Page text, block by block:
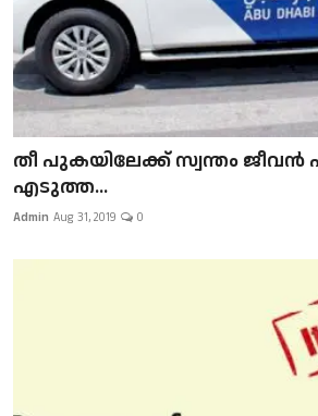
​​​​​​​തീ പുകയിലേക്ക് സ്വന്തം ജീവന്‍
എടുത്ത...
Admin Aug 31, 2019 0